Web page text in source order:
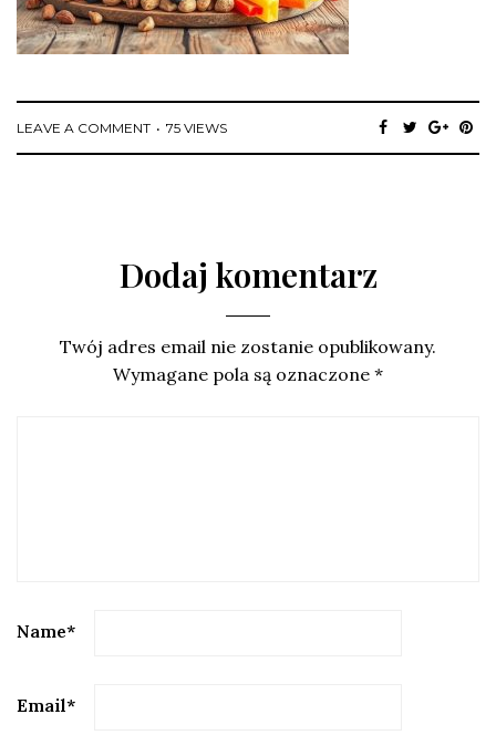
LEAVE A COMMENT 75 VIEWS
Dodaj komentarz
Twój adres email nie zostanie opublikowany.
Wymagane pola są oznaczone *
Name*
Email*